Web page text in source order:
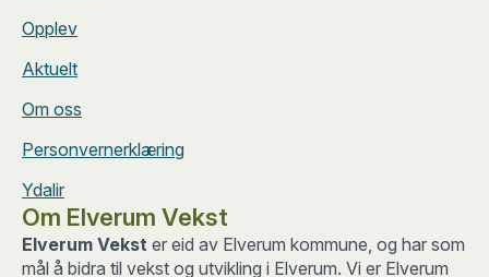
Opplev
Aktuelt
Om oss
Personvernerklæring
Ydalir
Om Elverum Vekst
Elverum Vekst er eid av Elverum kommune, og har som
mål å bidra til vekst og utvikling i Elverum. Vi er Elverum